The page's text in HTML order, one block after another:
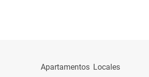
Apartamentos Locales